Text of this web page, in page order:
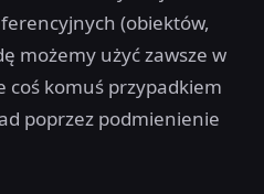
(obiektów,
możemy użyć zawsze w
coś komuś przypadkiem
poprzez podmienienie